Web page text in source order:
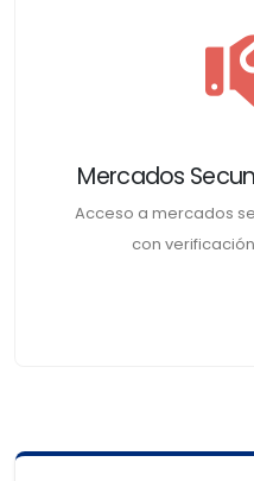
Mercados
Acceso a mercados
con